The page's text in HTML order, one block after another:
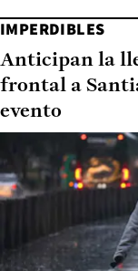
IMPERDIBLES
Anticipan la
frontal a
evento